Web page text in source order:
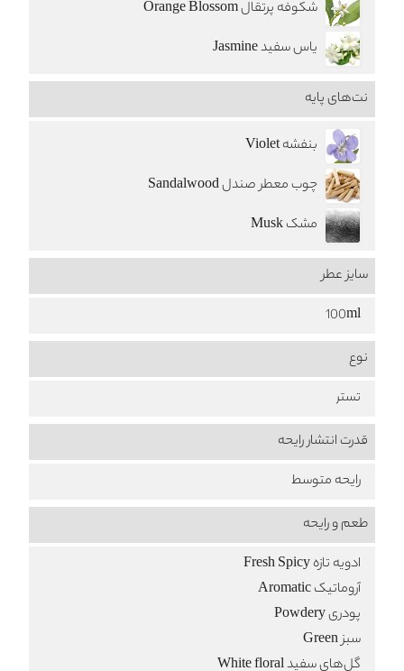
شکوفه پرتقال Orange Blossom
یاس سفید Jasmine
نت‌های پایه
بنفشه Violet
چوب معطر صندل Sandalwood
مشک Musk
سایز عطر
100ml
نوع
تستر
قدرت انتشار رایحه
رایحه متوسط
طعم‌ و رایحه
ادویه تازه Fresh Spicy
آروماتیک Aromatic
پودری Powdery
سبز Green
گل‌های سفید White floral